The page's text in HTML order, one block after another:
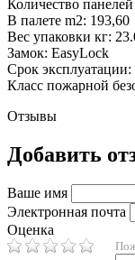
Количество
В палете m2: 193,60
Вес упаковки кг:
Замок: EasyLock
Срок эксплуатации:
Класс пожарной
Отзывы
Добавить
Ваше имя
Электронная почта
Оценка